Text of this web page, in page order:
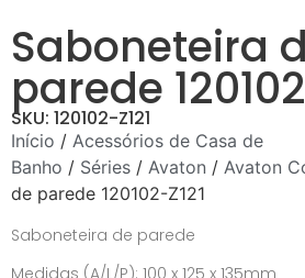
Saboneteira
parede
SKU: 120102-Z121
Início / Acessórios de Casa de
Banho / Séries / Avaton / Avaton
de parede 120102-Z121
Saboneteira de parede